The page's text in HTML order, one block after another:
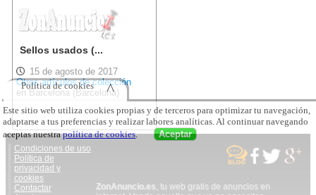
Sellos usados (...
15 de agosto de 2017
Otros artículos de colección
en Barcelona (Barcelona)
Condiciones de uso
Política de
privacidad y
cookies
Contactar
ZonAnuncio.es , tu web gratis de anuncios en
Este sitio web utiliza cookies propias y de terceros para optimizar tu navegación,
adaptarse a tus preferencias y realizar labores analíticas. Al continuar navegando
aceptas nuestrapolítica de cookies. Aceptar
Política de cookies ^